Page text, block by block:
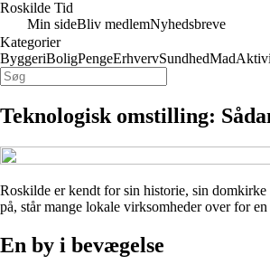
Roskilde Tid
Min sideBliv medlemNyhedsbreve
Kategorier
ByggeriBoligPengeErhvervSundhedMad
Teknologisk omstilling:
Roskilde er kendt for sin historie, sin
på, står mange lokale virksomheder over for
En by i bevægelse